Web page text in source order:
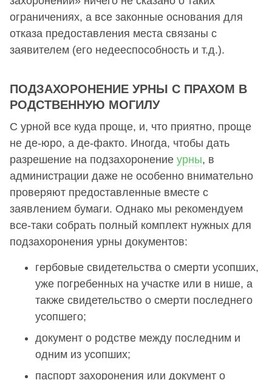
ограничениях, а все законные основания для
отказа предоставления места связаны с
заявителем (его недееспособность и т.д.).
ПОДЗАХОРОНЕНИЕ УРНЫ С ПРАХОМ В
РОДСТВЕННУЮ МОГИЛУ
С урной все куда проще, и, что приятно, проще
не де-юро, а де-факто. Иногда, чтобы дать
разрешение на подзахоронение урны, в
администрации даже не особенно внимательно
проверяют предоставленные вместе с
заявлением бумаги. Однако мы рекомендуем
все-таки собрать полный комплект нужных для
подзахоронения урны документов:
гербовые свидетельства о смерти усопших,
уже погребенных на участке или в нише, а
также свидетельство о смерти последнего
усопшего;
документ о родстве между последним и
одним из усопших;
паспорт захоронения или документ о